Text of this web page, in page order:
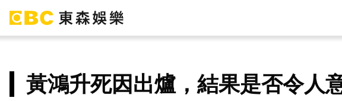
黃鴻升死因出爐，結果是否令人